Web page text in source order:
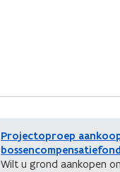
Projectoproep
Wilt u grond aankopen